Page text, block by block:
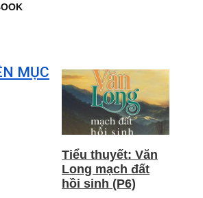
MỤC
Tiểu thuyết: Văn
Long mạch đất
hồi sinh (P6)